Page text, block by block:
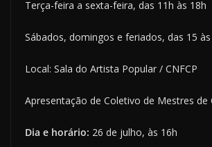
Terça-feira a sexta-feira, das 11h às 18h
Sábados, domingos e feriados, das 15
Local: Sala do Artista Popular / CNFCP
Apresentação de Coletivo de Mestres de
Dia e horário: 26 de julho, às 16h